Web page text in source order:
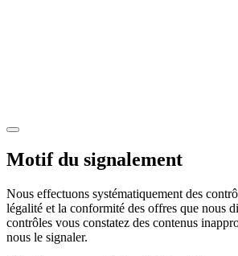
Motif du signalement
Nous effectuons systématiquement des
légalité et la conformité des offres que nous
contrôles vous constatez des contenus
nous le signaler.